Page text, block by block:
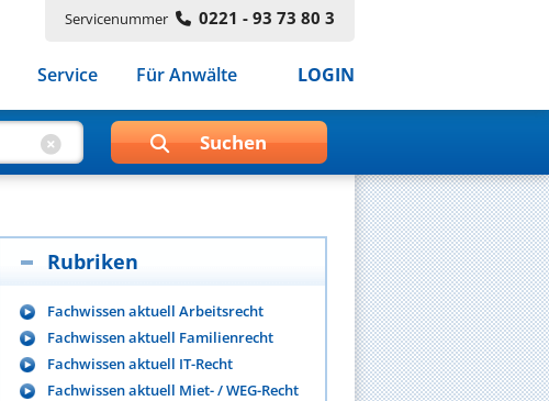
Servicenummer 0221 - 93 73 80 3
Service Für Anwälte LOGIN
Rubriken
Fachwissen aktuell Arbeitsrecht
Fachwissen aktuell Familienrecht
Fachwissen aktuell IT-Recht
Fachwissen aktuell Miet- / WEG-Recht